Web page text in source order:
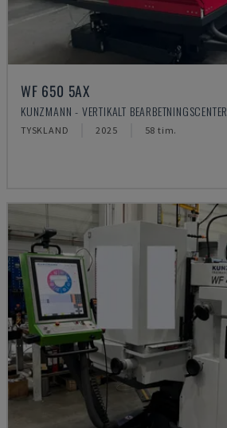
WF 650 5AX
KUNZMANN - VERTIKALT BEARBETNINGSCENTER
TYSKLAND 2025 58 tim.